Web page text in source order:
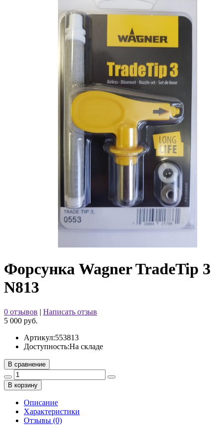
Форсунка Wagner TradeTip 3
N813
0 отзывов | Написать отзыв
5 000 руб.
Артикул:553813
Доступность:На складе
В сравнение
В корзину
Описание
Характеристики
Отзывы (0)